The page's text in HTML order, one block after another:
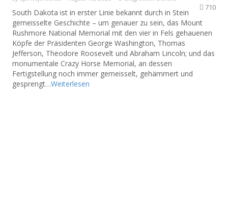
710
South Dakota ist in erster Linie bekannt durch in Stein
gemeisselte Geschichte – um genauer zu sein, das Mount
Rushmore National Memorial mit den vier in Fels gehauenen
Köpfe der Präsidenten George Washington, Thomas
Jefferson, Theodore Roosevelt und Abraham Lincoln; und das
monumentale Crazy Horse Memorial, an dessen
Fertigstellung noch immer gemeisselt, gehämmert und
gesprengt…Weiterlesen